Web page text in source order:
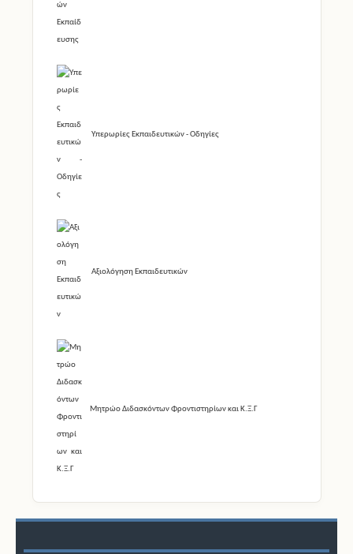
Υπερωρίες Εκπαιδευτικών - Οδηγίες
Αξιολόγηση Εκπαιδευτικών
Μητρώο Διδασκόντων Φροντιστηρίων και Κ.Ξ.Γ